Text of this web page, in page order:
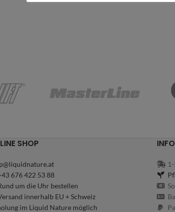
SHOP
676 422 53 88
um die Uhr bestellen
innerhalb EU + Schweiz
im Liquid Nature möglich